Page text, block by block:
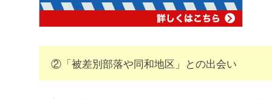
②「被差別部落や同和地区」との出会い